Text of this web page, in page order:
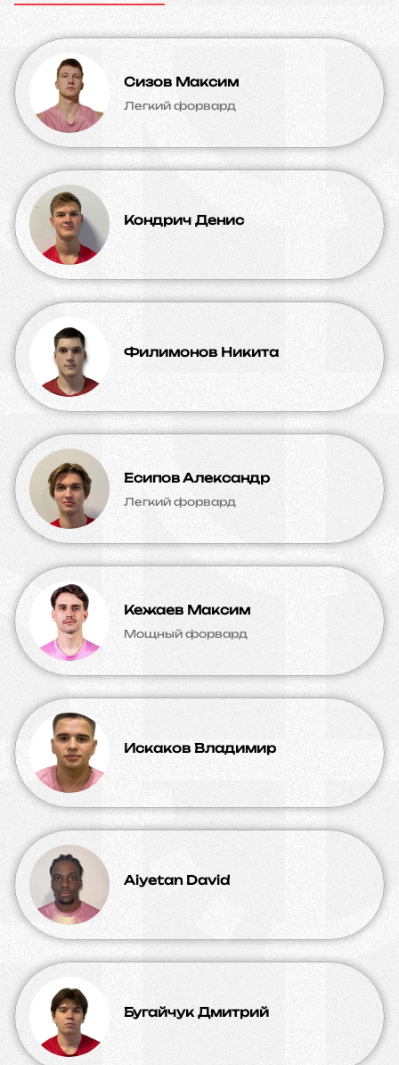
Сизов Максим
Легкий форвард
Кондрич Денис
Филимонов Никита
Есипов Александр
Легкий форвард
Кежаев Максим
Мощный форвард
Искаков Владимир
Aiyetan David
Бугайчук Дмитрий